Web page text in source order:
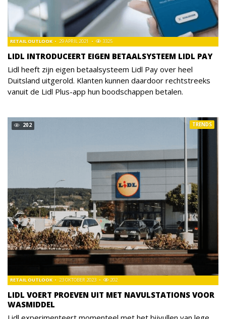
LIDL INTRODUCEERT EIGEN BETAALSYSTEEM LIDL PAY
RETAIL OUTLOOK 29 APRIL 2021 3325
Lidl heeft zijn eigen betaalsysteem Lidl Pay over heel
Duitsland uitgerold. Klanten kunnen daardoor rechtstreeks
vanuit de Lidl Plus-app hun boodschappen betalen.
202
LIDL VOERT PROEVEN UIT MET NAVULSTATIONS VOOR
WASMIDDEL
RETAIL OUTLOOK 23 OKTOBER 2023 202
TRENDS